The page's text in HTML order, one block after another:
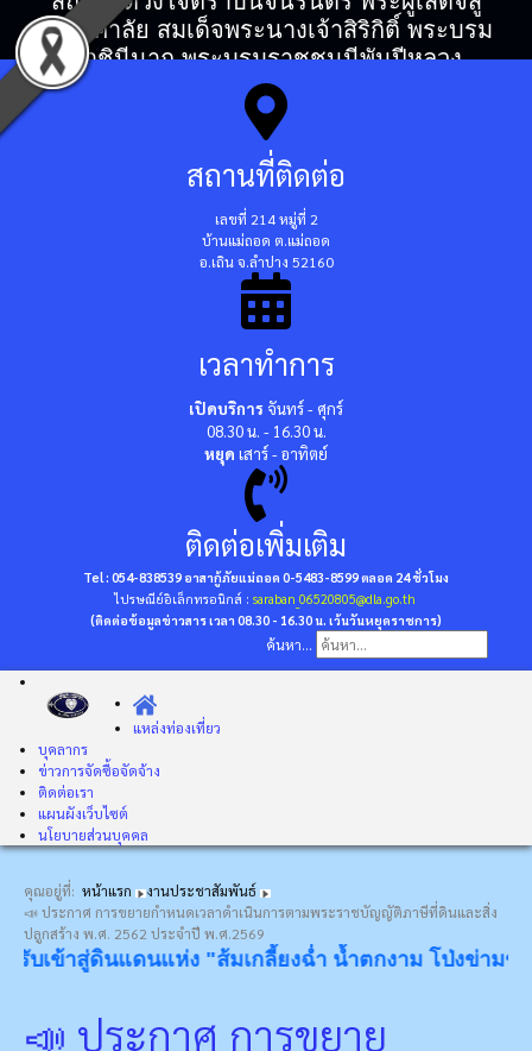
สวรรคาลัย สมเด็จพระนางเจ้าสิริกิติ์ พระบรม
ราชินีนาถ พระบรมราชชนนีพันปีหลวง
สถานที่ติดต่อ
เลขที่ 214 หมู่ที่ 2
บ้านแม่ถอด ต.แม่ถอด
อ.เถิน จ.ลำปาง 52160
เวลาทำการ
เปิดบริการ จันทร์ - ศุกร์
08.30 น. - 16.30 น.
หยุด เสาร์ - อาทิตย์
ติดต่อเพิ่มเติม
Tel : 054-838539 อาสากู้ภัยแม่ถอด 0-5483-8599ตลอด 24 ชั่วโมง
ไปรษณีย์อิเล็กทรอนิกส์ : saraban_06520805@dla.go.th
(ติดต่อข้อมูลข่าวสาร เวลา 08.30 - 16.30 น. เว้นวันหยุดราชการ)
ค้นหา...
แหล่งท่องเที่ยว
บุคลากร
ข่าวการจัดซื้อจัดจ้าง
ติดต่อเรา
แผนผังเว็บไซต์
นโยบายส่วนบุคคล
คุณอยู่ที่: หน้าแรก
งานประชาสัมพันธ์
📣 ประกาศ การขยายกำหนดเวลาดำเนินการตามพระราชบัญญัติภาษีที่ดินและสิ่ง
ปลูกสร้าง พ.ศ. 2562 ประจำปี พ.ศ.2569
ข้าสู่ดินแดนแห่ง "ส้มเกลี้ยงฉ่ำ น้ำตกงาม โป่งข่ามขลัง
📣 ประกาศ การขยาย